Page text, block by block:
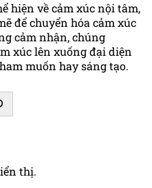
hiện về cảm xúc nội tâm,
để chuyển hóa cảm xúc
cảm nhận, chúng
xúc lên xuống đại diện
muốn hay sáng tạo.
thị.